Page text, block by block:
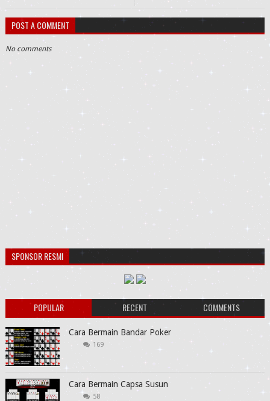
POST A COMMENT
No comments
SPONSOR RESMI
POPULAR RECENT COMMENTS
Cara Bermain Bandar Poker
169
Cara Bermain Capsa Susun
58